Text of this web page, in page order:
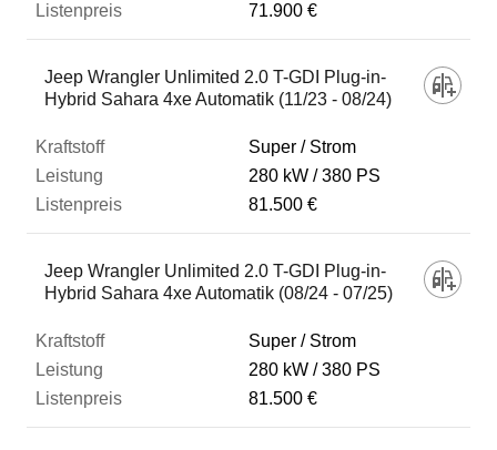
71.900 €
Jeep Wrangler Unlimited 2.0 T-GDI Plug-in-
Hybrid Sahara 4xe Automatik (11/23 - 08/24)
Super / Strom
280 kW
380 PS
81.500 €
Jeep Wrangler Unlimited 2.0 T-GDI Plug-in-
Hybrid Sahara 4xe Automatik (08/24 - 07/25)
Super / Strom
280 kW
380 PS
81.500 €